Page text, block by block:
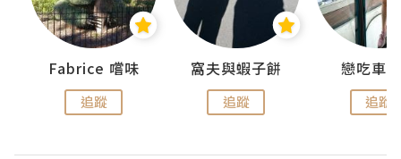
Fabrice 嚐味
追蹤
窩夫與蝦子餅
追蹤
戀吃車
追蹤